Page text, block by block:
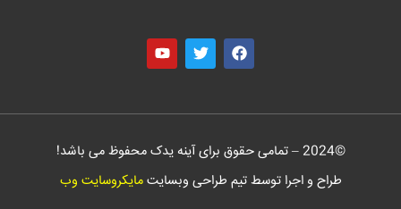
©
2024– تمامی حقوق برای آینه یدک محفوظ می باشد!
طراح و اجرا توسط تیم طراحی وبسایتمایکروسایت وب